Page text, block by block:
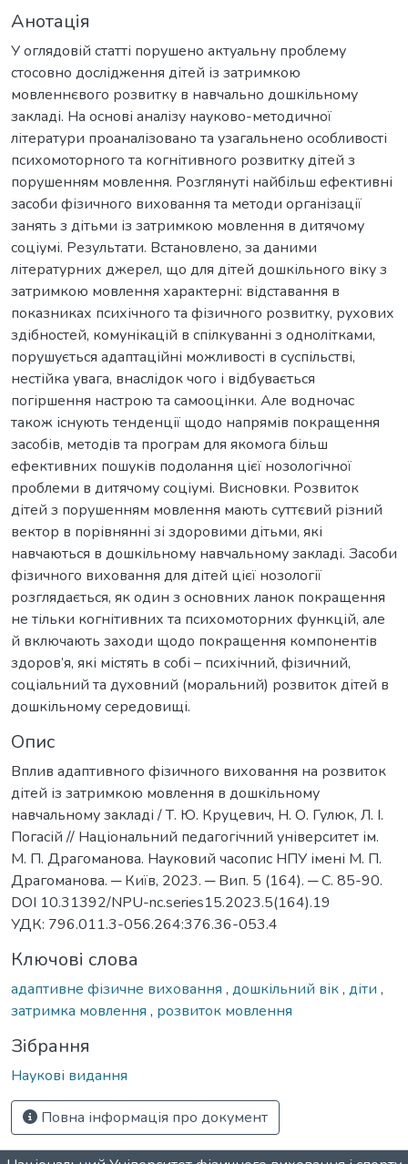
Анотація
У оглядовій статті порушено актуальну проблему
стосовно дослідження дітей із затримкою
мовленнєвого розвитку в навчально дошкільному
закладі. На основі аналізу науково-методичної
літератури проаналізовано та узагальнено особливості
психомоторного та когнітивного розвитку дітей з
порушенням мовлення. Розглянуті найбільш ефективні
засоби фізичного виховання та методи організації
занять з дітьми із затримкою мовлення в дитячому
соціумі. Результати. Встановлено, за даними
літературних джерел, що для дітей дошкільного віку з
затримкою мовлення характерні: відставання в
показниках психічного та фізичного розвитку, рухових
здібностей, комунікацій в спілкуванні з однолітками,
порушується адаптаційні можливості в суспільстві,
нестійка увага, внаслідок чого і відбувається
погіршення настрою та самооцінки. Але водночас
також існують тенденції щодо напрямів покращення
засобів, методів та програм для якомога більш
ефективних пошуків подолання цієї нозологічної
проблеми в дитячому соціумі. Висновки. Розвиток
дітей з порушенням мовлення мають суттєвий різний
вектор в порівнянні зі здоровими дітьми, які
навчаються в дошкільному навчальному закладі. Засоби
фізичного виховання для дітей цієї нозології
розглядається, як один з основних ланок покращення
не тільки когнітивних та психомоторних функцій, але
й включають заходи щодо покращення компонентів
здоров’я, які містять в собі – психічний, фізичний,
соціальний та духовний (моральний) розвиток дітей в
дошкільному середовищі.
Опис
Вплив адаптивного фізичного виховання на розвиток
дітей із затримкою мовлення в дошкільному
навчальному закладі / Т. Ю. Круцевич, Н. О. Гулюк, Л. І.
Погаcій // Національний педагогічний університет ім.
М. П. Драгоманова. Науковий часопис НПУ імені М. П.
Драгоманова. ─ Київ, 2023. ─ Вип. 5 (164). ─ С. 85-90.
DOI 10.31392/NPU-nc.series15.2023.5(164).19
УДК: 796.011.3-056.264:376.36-053.4
Ключові слова
адаптивне фізичне виховання , дошкільний вік, діти ,
затримка мовлення , розвиток мовлення
Зібрання
Наукові видання
Повна інформація про документ